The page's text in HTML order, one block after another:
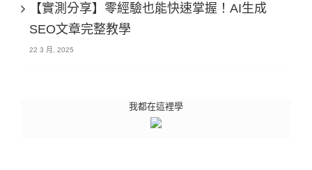
【實測分享】零經驗也能快速掌握！AI生成
SEO文章完整教學
22 3 月, 2025
我都在這裡學